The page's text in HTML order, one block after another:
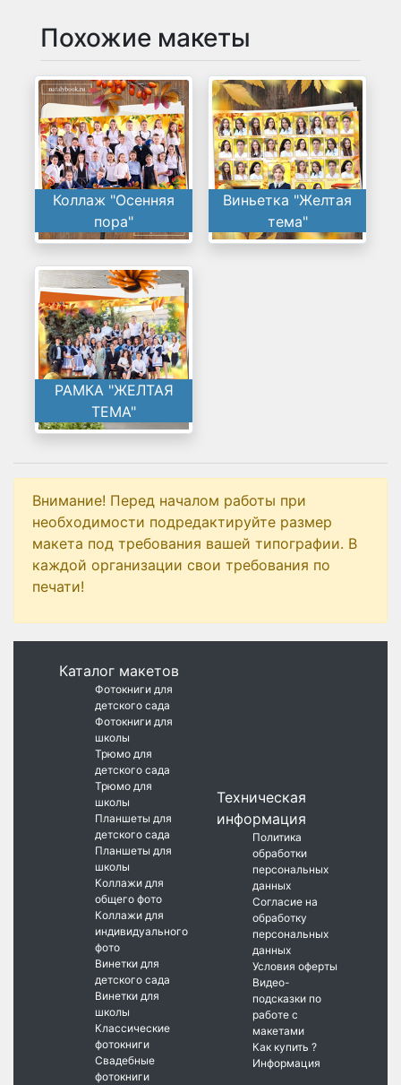
Похожие макеты
Коллаж "Осенняя
пора"
Виньетка "Желтая
тема"
РАМКА "ЖЕЛТАЯ
ТЕМА"
Внимание! Перед началом работы при
необходимости подредактируйте размер
макета под требования вашей типографии. В
каждой организации свои требования по
печати!
Каталог макетов
Фотокниги для
детского сада
Фотокниги для
школы
Трюмо для
детского сада
Трюмо для
школы
Планшеты для
детского сада
Планшеты для
школы
Коллажи для
общего фото
Коллажи для
индивидуального
фото
Винетки для
детского сада
Винетки для
школы
Классические
фотокниги
Свадебные
фотокниги
Техническая
информация
Политика
обработки
персональных
данных
Согласие на
обработку
персональных
данных
Условия оферты
Видео-
подсказки по
работе с
макетами
Как купить ?
Информация